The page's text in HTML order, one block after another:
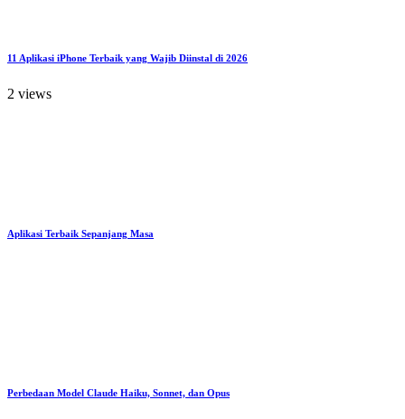
11 Aplikasi iPhone Terbaik yang Wajib Diinstal di 2026
2 views
Aplikasi Terbaik Sepanjang Masa
Perbedaan Model Claude Haiku, Sonnet, dan Opus